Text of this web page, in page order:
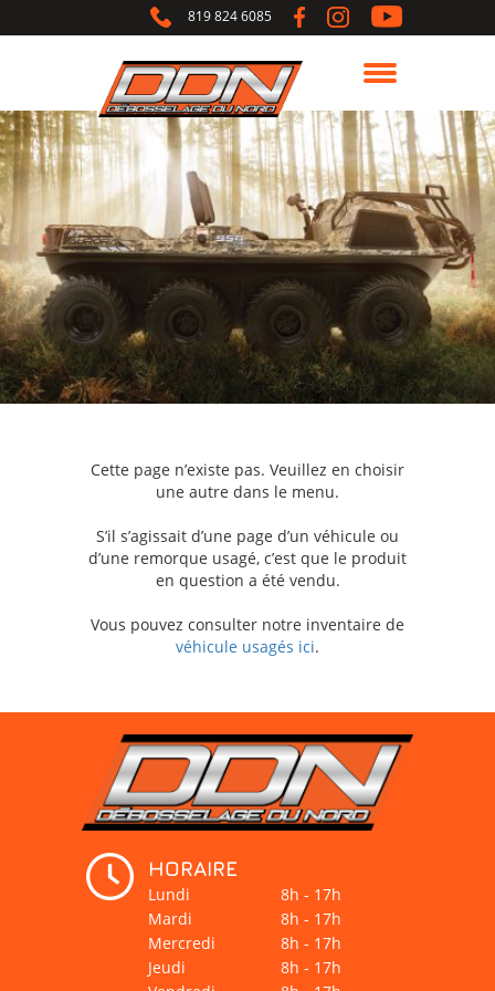
819 824 6085
Cette page n’existe pas. Veuillez en choisir
une autre dans le menu.
S’il s’agissait d’une page d’un véhicule ou
d’une remorque usagé, c’est que le produit
en question a été vendu.
Vous pouvez consulter notre inventaire de
véhicule usagés ici.
HORAIRE
Lundi
8h - 17h
Mardi
8h - 17h
Mercredi
8h - 17h
Jeudi
8h - 17h